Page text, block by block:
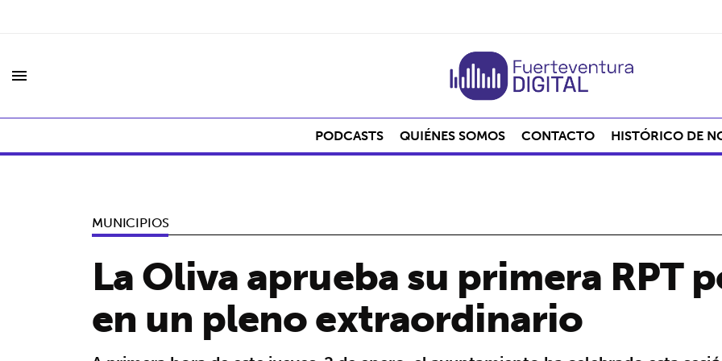
menu
PODCASTS QUIÉNES SOMOS CONTACTO HISTÓRICO DE
MUNICIPIOS
La Oliva aprueba su primera RPT
en un pleno extraordinario